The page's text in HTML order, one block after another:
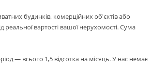
будинків, комерційних об'єктів або
реальної вартості вашої нерухомості. Сума
— всього 1,5 відсотка на місяць. У нас немає